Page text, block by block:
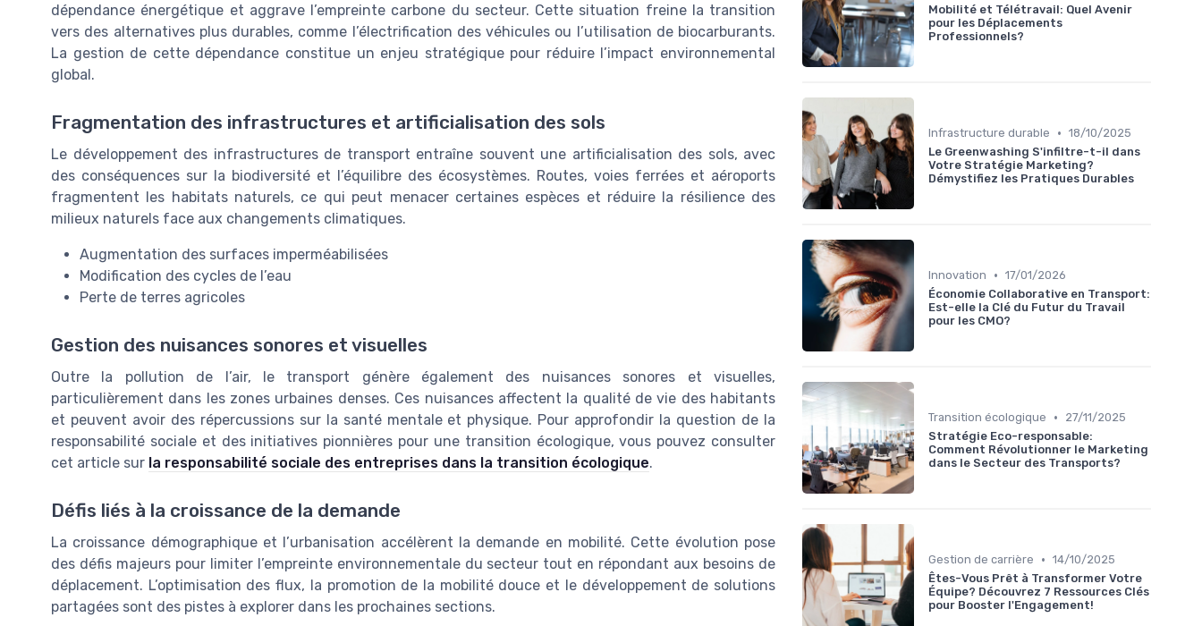
dépendance énergétique et aggrave l’empreinte carbone du secteur. Cette situation freine la transition
vers des alternatives plus durables, comme l’électrification des véhicules ou l’utilisation de biocarburants.
La gestion de cette dépendance constitue un enjeu stratégique pour réduire l’impact environnemental
global.
Fragmentation des infrastructures et artificialisation des sols
Le développement des infrastructures de transport entraîne souvent une artificialisation des sols, avec
des conséquences sur la biodiversité et l’équilibre des écosystèmes. Routes, voies ferrées et aéroports
fragmentent les habitats naturels, ce qui peut menacer certaines espèces et réduire la résilience des
milieux naturels face aux changements climatiques.
Augmentation des surfaces imperméabilisées
Modification des cycles de l’eau
Perte de terres agricoles
Gestion des nuisances sonores et visuelles
Outre la pollution de l’air, le transport génère également des nuisances sonores et visuelles,
particulièrement dans les zones urbaines denses. Ces nuisances affectent la qualité de vie des habitants
et peuvent avoir des répercussions sur la santé mentale et physique. Pour approfondir la question de la
responsabilité sociale et des initiatives pionnières pour une transition écologique, vous pouvez consulter
cet article sur la responsabilité sociale des entreprises dans la transition écologique.
Défis liés à la croissance de la demande
La croissance démographique et l’urbanisation accélèrent la demande en mobilité. Cette évolution pose
des défis majeurs pour limiter l’empreinte environnementale du secteur tout en répondant aux besoins de
déplacement. L’optimisation des flux, la promotion de la mobilité douce et le développement de solutions
partagées sont des pistes à explorer dans les prochaines sections.
Mobilité et Télétravail: Quel Avenir
pour les Déplacements
Professionnels?
Infrastructure durable • 18/10/2025
Le Greenwashing S'infiltre-t-il dans
Votre Stratégie Marketing?
Démystifiez les Pratiques Durables
Innovation • 17/01/2026
Économie Collaborative en Transport:
Est-elle la Clé du Futur du Travail
pour les CMO?
Transition écologique •
27/11/2025
Stratégie Eco-responsable:
Comment Révolutionner le Marketing
dans le Secteur des Transports?
Gestion de carrière • 14/10/2025
Êtes-Vous Prêt à Transformer Votre
Équipe? Découvrez 7 Ressources Clés
pour Booster l'Engagement!